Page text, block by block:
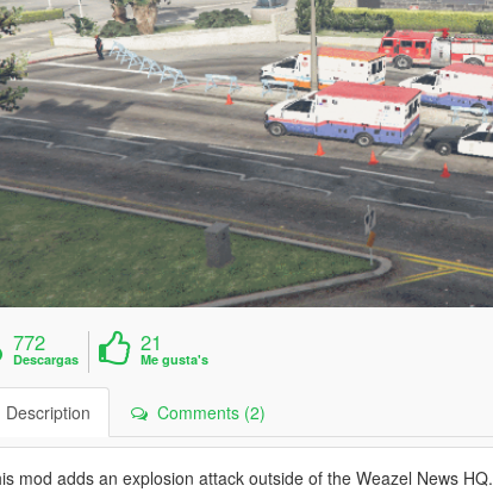
772
Descargas
21
Me gusta's
Comments (2)
mod adds an explosion attack outside of the Weazel News HQ.